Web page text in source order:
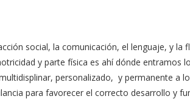
social, la comunicación, el lenguaje, y la
y parte física es ahí dónde entramos
personalizado, y permanente a
para favorecer el correcto desarrollo y